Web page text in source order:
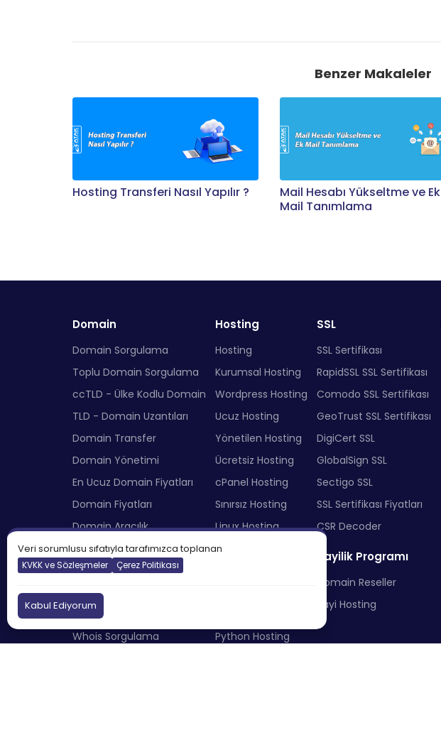
Benzer Makaleler
Hosting Transferi Nasıl Yapılır ?
Mail Hesabı Yükseltme ve Ek
Mail Tanımlama
Domain
Domain Sorgulama
Toplu Domain Sorgulama
ccTLD - Ülke Kodlu Domain
TLD - Domain Uzantıları
Domain Transfer
Domain Yönetimi
En Ucuz Domain Fiyatları
Domain Fiyatları
Domain Aracılık
Ücretsiz Domain
IDN Çevirici
DNS Sorgulama
IP Sorgulama
Whois Sorgulama
Hosting
Hosting
Kurumsal Hosting
Wordpress Hosting
Ucuz Hosting
Yönetilen Hosting
Ücretsiz Hosting
cPanel Hosting
Sınırsız Hosting
Linux Hosting
Node.JS Hosting
Python Hosting
SSL
SSL Sertifikası
RapidSSL SSL Sertifikası
Comodo SSL Sertifikası
GeoTrust SSL Sertifikası
DigiCert SSL
GlobalSign SSL
Sectigo SSL
SSL Sertifikası Fiyatları
CSR Decoder
Bayilik Programı
Domain Reseller
Bayi Hosting
Veri sorumlusu sıfatıyla tarafımızca toplanan
KVKK ve Sözleşmeler Çerez Politikası
Kabul Ediyorum